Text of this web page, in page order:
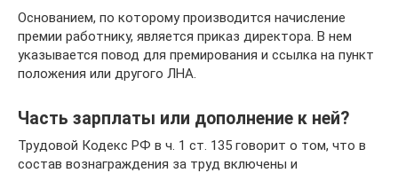
Основанием, по которому производится начисление
премии работнику, является приказ директора. В нем
указывается повод для премирования и ссылка на пункт
положения или другого ЛНА.
Часть зарплаты или дополнение к ней?
Трудовой Кодекс РФ в ч. 1 ст. 135 говорит о том, что в
состав вознаграждения за труд включены и